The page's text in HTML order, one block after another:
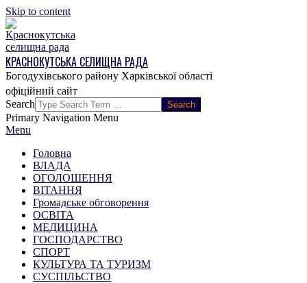
Skip to content
КРАСНОКУТСЬКА СЕЛИЩНА РАДА
Богодухівського району Харківської області
Search
Primary Navigation Menu
Menu
Головна
ВЛАДА
ОГОЛОШЕННЯ
ВІТАННЯ
Громадське обговорення
ОСВІТА
МЕДИЦИНА
ГОСПОДАРСТВО
СПОРТ
КУЛЬТУРА ТА ТУРИЗМ
СУСПІЛЬСТВО